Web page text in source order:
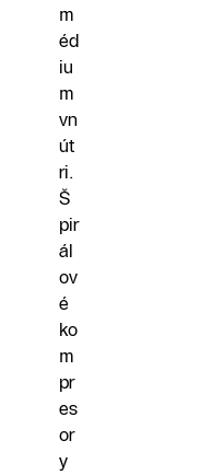
m
éd
iu
m
vn
út
ri.
Š
pir
ál
ov
é
ko
m
pr
es
or
y